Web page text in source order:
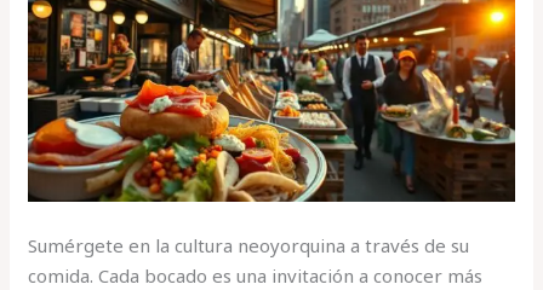
Sumérgete en la cultura neoyorquina a través de su
comida. Cada bocado es una invitación a conocer más